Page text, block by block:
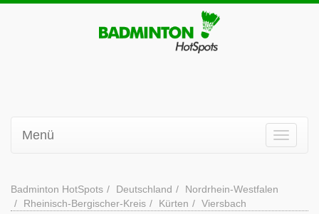
Menü
Badminton HotSpots Deutschland
Nordrhein-Westfalen
Rheinisch-Bergischer-Kreis
Kürten Viersbach